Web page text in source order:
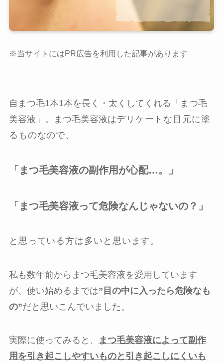
※当サイトにはPR広告を利用した記事があります
自まつ毛1本1本を長く・太くしてくれる「まつ毛
美容液」。まつ毛美容液はデリケートな目元に塗
るものなので、
「まつ毛美容液の副作用が心配…。」
「まつ毛美容液って危険なんじゃないの？」
と思っている方は多いと思います。
私も数年前からまつ毛美容液を愛用しています
が、使い始めるまでは”目の中に入ったら危険なも
の”だと思いこんでいました。
実際に使ってみると、
まつ毛美容液によって副作
用を引き起こしやすいものと引き起こしにくいも